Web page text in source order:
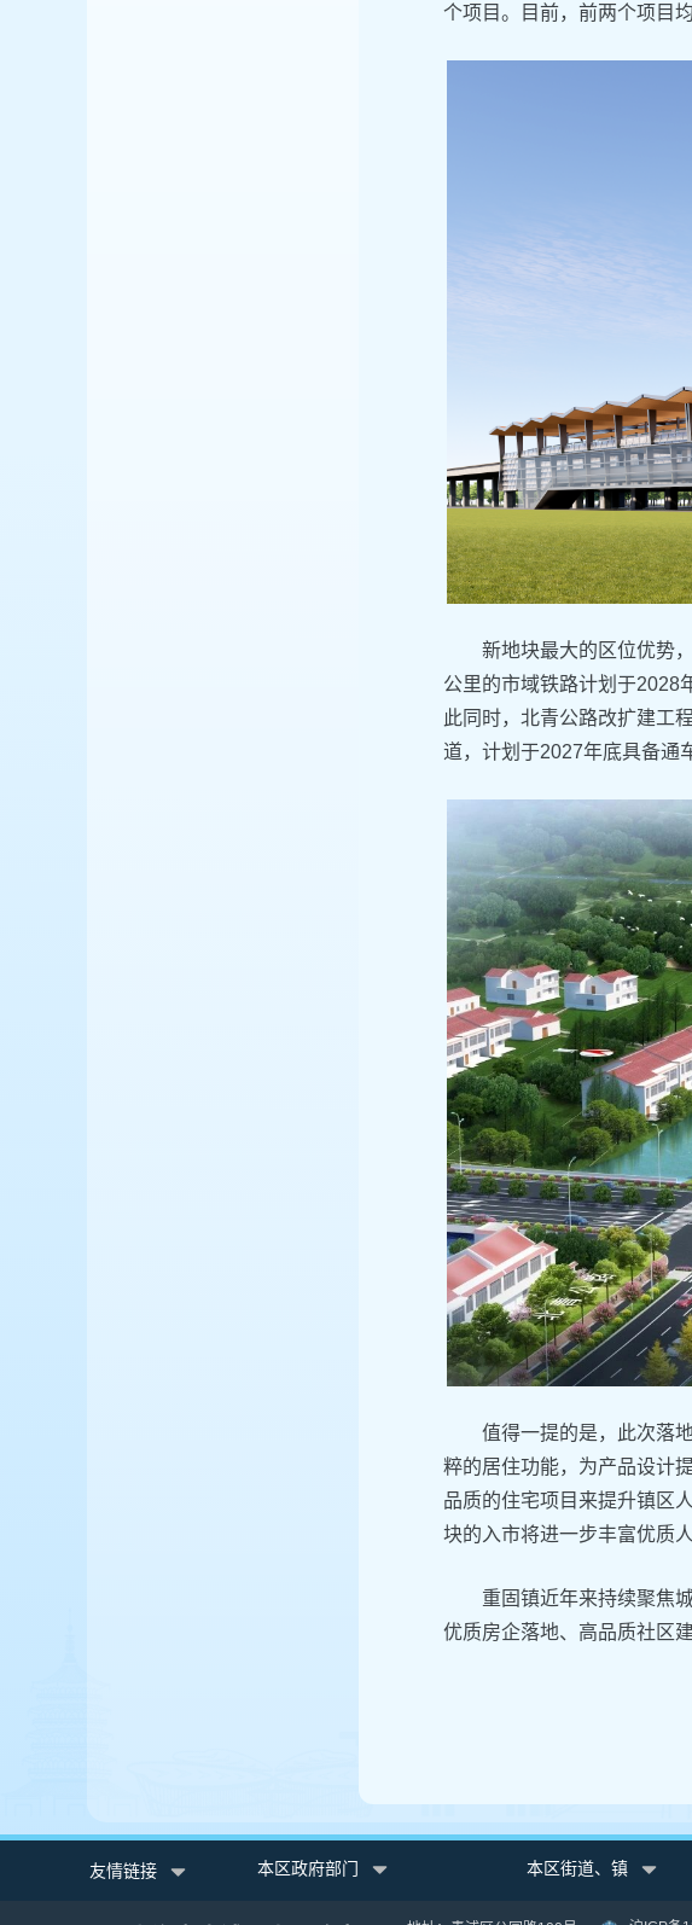
个项目。目前，前两个项目
新地块最大的区位优势
公里的市域铁路计划于2028
此同时，北青公路改扩建工
道，计划于2027年底具备通
值得一提的是，此次落
粹的居住功能，为产品设计
品质的住宅项目来提升镇区
块的入市将进一步丰富优质
重固镇近年来持续聚焦
优质房企落地、高品质社区
友情链接 本区政府部门 本区街道、镇